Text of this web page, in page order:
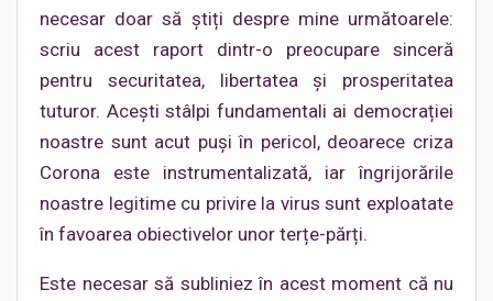
necesar doar să știți despre mine următoarele:
scriu acest raport dintr-o preocupare sinceră
pentru securitatea, libertatea și prosperitatea
tuturor. Acești stâlpi fundamentali ai democrației
noastre sunt acut puși în pericol, deoarece criza
Corona este instrumentalizată, iar îngrijorările
noastre legitime cu privire la virus sunt exploatate
în favoarea obiectivelor unor terțe-părți.
Este necesar să subliniez în acest moment că nu